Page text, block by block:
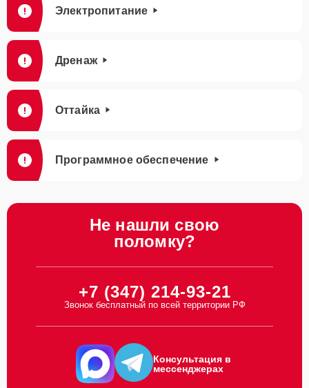
Электропитание
Дренаж
Оттайка
Программное обеспечение
Не нашли свою
поломку?
+7 (347) 214-93-21
Звонок бесплатный по всей территории РФ
Консультация в
мессенджерах